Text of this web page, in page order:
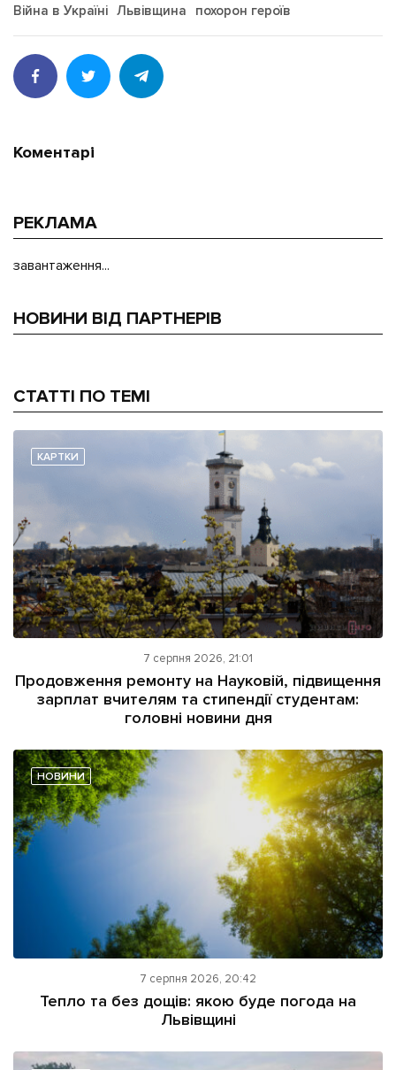
Війна в Україні Львівщина похорон героїв
Коментарі
РЕКЛАМА
завантаження...
НОВИНИ ВІД ПАРТНЕРІВ
СТАТТІ ПО ТЕМІ
КАРТКИ
7 серпня 2026, 21:01
Продовження ремонту на Науковій, підвищення
зарплат вчителям та стипендії студентам:
головні новини дня
НОВИНИ
7 серпня 2026, 20:42
Тепло та без дощів: якою буде погода на
Львівщині